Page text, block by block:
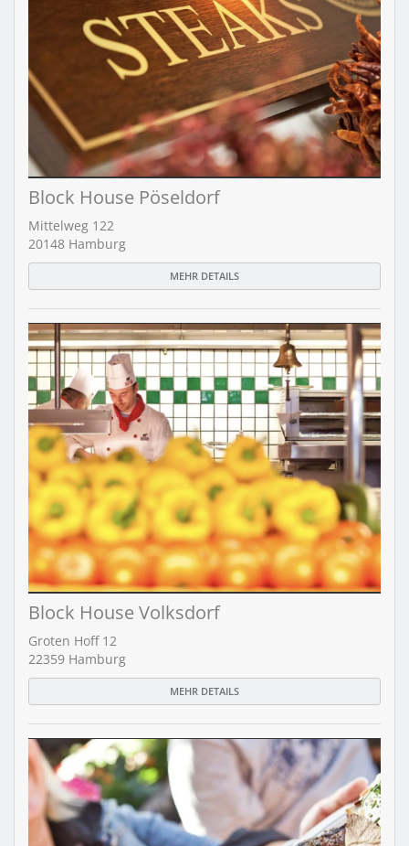
Block House Pöseldorf
Mittelweg 122
20148 Hamburg
MEHR DETAILS
Block House Volksdorf
Groten Hoff 12
22359 Hamburg
MEHR DETAILS